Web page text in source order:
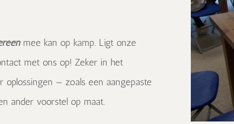
mee kan op kamp. Ligt onze
met ons op! Zeker in het
oplossingen — zoals een aangepaste
ander voorstel op maat.